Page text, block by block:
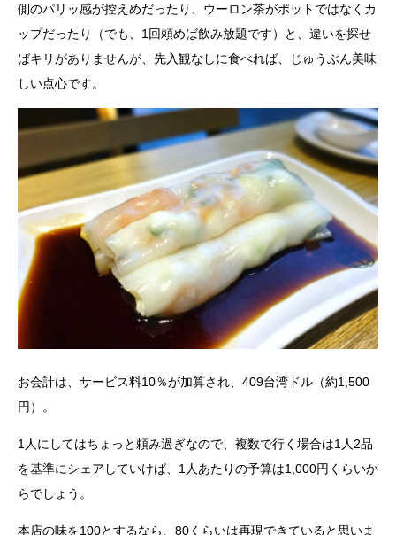
側のパリッ感が控えめだったり、ウーロン茶がポットではなくカ
ップだったり（でも、1回頼めば飲み放題です）と、違いを探せ
ばキリがありませんが、先入観なしに食べれば、じゅうぶん美味
しい点心です。
お会計は、サービス料10％が加算され、409台湾ドル（約1,500
円）。
1人にしてはちょっと頼み過ぎなので、複数で行く場合は1人2品
を基準にシェアしていけば、1人あたりの予算は1,000円くらいか
らでしょう。
本店の味を100とするなら、80くらいは再現できていると思いま